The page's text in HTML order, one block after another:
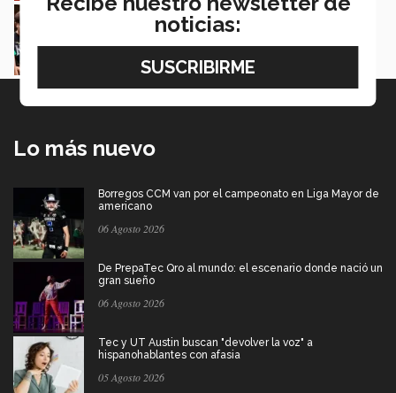
Estudiantes de 5 campus Tec impulsan
proyectos en la Sierra Tarahumara
Juan José Flores Nava
Lo más nuevo
Borregos CCM van por el campeonato en Liga Mayor de
americano
06 Agosto 2026
De PrepaTec Qro al mundo: el escenario donde nació un
gran sueño
06 Agosto 2026
Tec y UT Austin buscan "devolver la voz" a
hispanohablantes con afasia
05 Agosto 2026
noticias: